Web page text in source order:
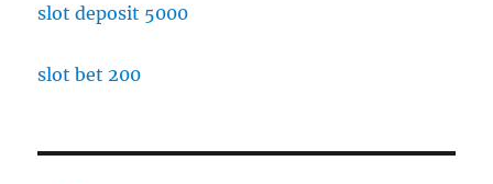
slot deposit 5000
slot bet 200